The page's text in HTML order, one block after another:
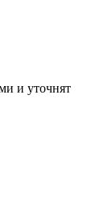
и уточнят